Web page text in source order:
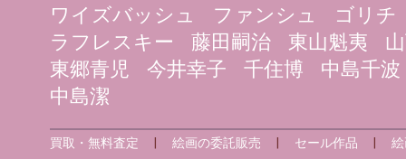
ワイズバッシュ
ファンシュ
ゴリチ
ラフレスキー
藤田嗣治 東山魁夷
東郷青児
今井幸子 千住博
中島千波
中島潔
買取・無料査定 |絵画の委託販売 セール作品 |